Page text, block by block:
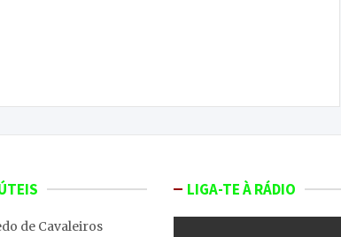
de Cavaleiros
LIGA-TE À RÁDIO